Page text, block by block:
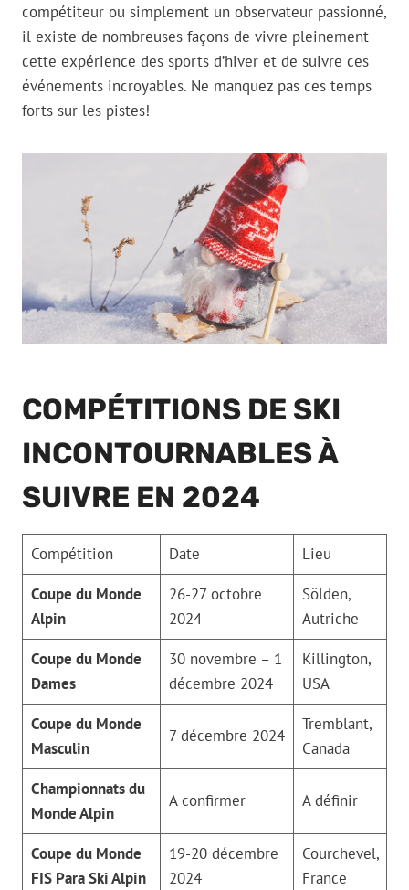
compétiteur ou simplement un observateur passionné,
il existe de nombreuses façons de vivre pleinement
cette expérience des sports d’hiver et de suivre ces
événements incroyables. Ne manquez pas ces temps
forts sur les pistes!
COMPÉTITIONS DE SKI
INCONTOURNABLES À
SUIVRE EN 2024
Compétition Date
Lieu
Coupe du Monde
Alpin
26-27 octobre
2024
Sölden,
Autriche
Coupe du Monde
Dames
30 novembre – 1
décembre 2024
Killington,
USA
Coupe du Monde
Masculin
7 décembre 2024
Tremblant,
Canada
Championnats du
Monde Alpin
A confirmer A définir
Coupe du Monde
FIS Para Ski Alpin
19-20 décembre
2024
Courchevel,
France